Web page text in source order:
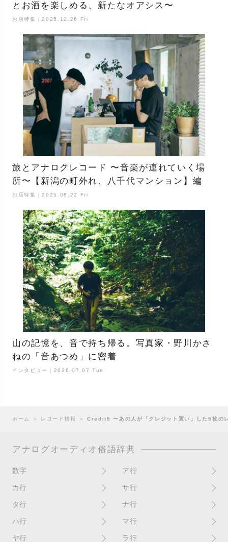
とお酒を楽しめる、新たなオアシス〜
お店特集｜2025.12.26 Fri
旅とアナログレコード 〜音楽が連れていく場
所〜【新潟の町外れ、八千代マンション】編
お店特集｜2025.08.22 Fri
山の記憶を、音で持ち帰る。写真家・野川かさ
ねの「音あつめ」に密着
インタビュー｜2026.07.07 Tue
ホーム ＞ レコード情報 ＞Credit5 〜あの人が「クレジット買い」した5枚の
アナログオーディオ俗語辞典
数字
10インチ
4チャンネル
ア行
RPM(33,45)
赤盤
アセテート盤
カ行
書き込み
歌詞記載ジャケット
ガチャ盤
サ行
サイン
CDJ
シールド盤
タ行
ターンテーブル
ナ行
2枚使い
ン）
ハ行
ハウリング
マ行
マスターテンポ
ヤ行 ラ行